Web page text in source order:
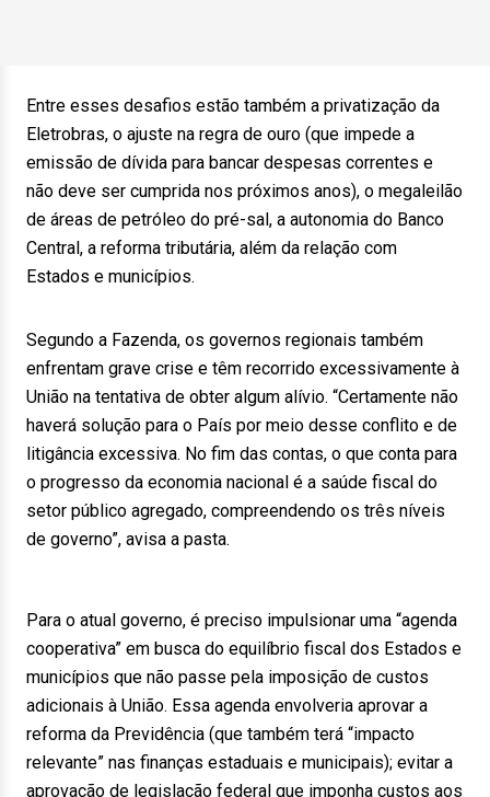
Entre esses desafios estão também a privatização da
Eletrobras, o ajuste na regra de ouro (que impede a
emissão de dívida para bancar despesas correntes e
não deve ser cumprida nos próximos anos), o megaleilão
de áreas de petróleo do pré-sal, a autonomia do Banco
Central, a reforma tributária, além da relação com
Estados e municípios.
Segundo a Fazenda, os governos regionais também
enfrentam grave crise e têm recorrido excessivamente à
União na tentativa de obter algum alívio. “Certamente não
haverá solução para o País por meio desse conflito e de
litigância excessiva. No fim das contas, o que conta para
o progresso da economia nacional é a saúde fiscal do
setor público agregado, compreendendo os três níveis
de governo”, avisa a pasta.
Para o atual governo, é preciso impulsionar uma “agenda
cooperativa” em busca do equilíbrio fiscal dos Estados e
municípios que não passe pela imposição de custos
adicionais à União. Essa agenda envolveria aprovar a
reforma da Previdência (que também terá “impacto
relevante” nas finanças estaduais e municipais); evitar a
aprovação de legislação federal que imponha custos aos